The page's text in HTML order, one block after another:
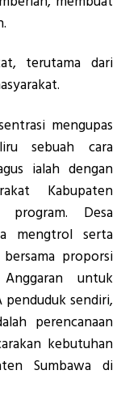
terutama dari
mengupas
sebuah cara
ialah dengan
Kabupaten
program. Desa
mengtrol serta
proporsi
untuk
penduduk sendiri,
perencanaan
kebutuhan
Sumbawa di